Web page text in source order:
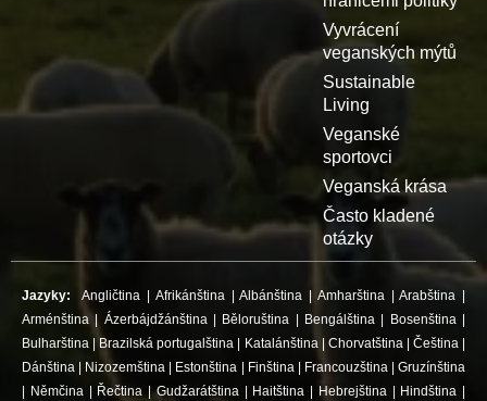
Vyvrácení
veganských mýtů
Sustainable
Living
Veganské
sportovci
Veganská krása
Často kladené
otázky
Jazyky: Angličtina Afrikánština|Albánština Amharština|Arabština
Arménština
Ázerbájdžánština| Běloruština Bengálština Bosenština|
Bulharština
Brazilská portugalština Katalánština| Chorvatština| Čeština|
Dánština
Nizozemština Estonština Finština| Francouzština|Gruzínština
Němčina| Řečtina |Gudžarátština| Haitština Hebrejština| Hindština